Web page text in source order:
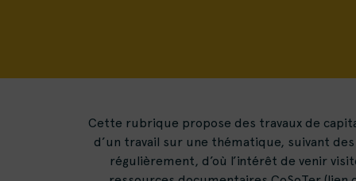
Cette rubrique propose des travaux de
d’un travail sur une thématique, suivant
régulièrement, d’où l’intérêt de venir